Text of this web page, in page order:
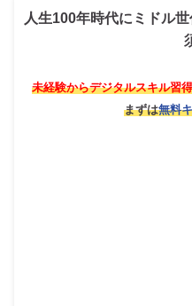
人生100年時代にミドル
未経験からデジタルスキル習得
まずは無料